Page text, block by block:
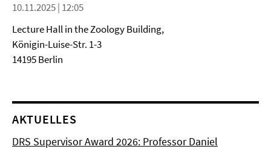
10.11.2025 | 12:05
Lecture Hall in the Zoology Building,
Königin-Luise-Str. 1-3
14195 Berlin
AKTUELLES
DRS Supervisor Award 2026: Professor Daniel